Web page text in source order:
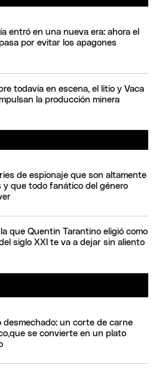
entró en una nueva era: ahora el
por evitar los apagones
todavía en escena, el litio y Vaca
la producción minera
de espionaje que son altamente
y que todo fanático del género
que Quentin Tarantino eligió como
siglo XXI te va a dejar sin aliento
desmechado: un corte de carne
se convierte en un plato